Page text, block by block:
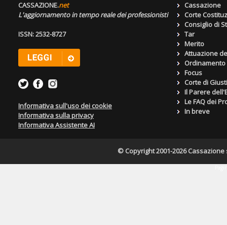
CASSAZIONE.net
L'aggiornamento in tempo reale dei professionisti
ISSN: 2532-8727
Informativa sull'uso dei cookie
Informativa sulla privacy
Informativa Assistente AI
Cassazione
Corte
Consiglio di
Tar
Merito
Attuazione
Focus
Corte di
Il Parere
Le FAQ dei
In breve
© Copyright 2001-2026 Cassazione